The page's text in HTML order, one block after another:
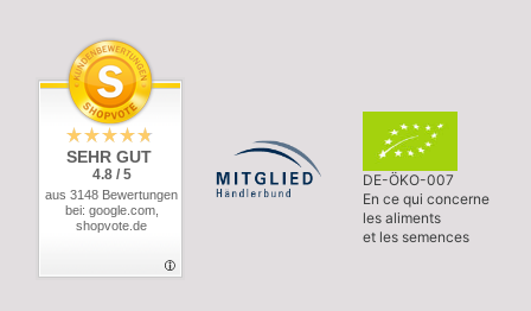
SEHR GUT
4.8 / 5
aus 3148 Bewertungen
bei: google.com,
shopvote.de
DE-ÖKO-007
En ce qui concerne
les aliments
et les semences